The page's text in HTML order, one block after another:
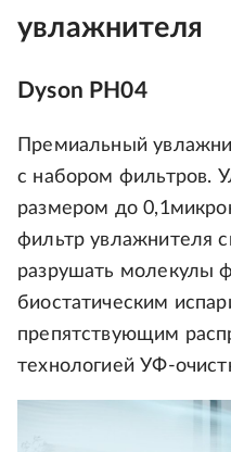
увлажнителя
Dyson PH04
Премиальный
с набором фильтров.
размером до
фильтр увлажнителя
разрушать молекулы
биостатическим
препятствующим
технологией УФ-